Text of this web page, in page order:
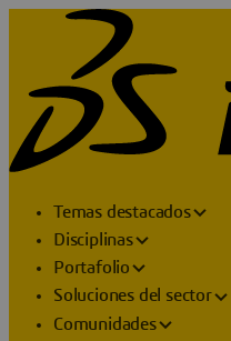
Temas destacados
Disciplinas
Portafolio
Soluciones del sector
Comunidades